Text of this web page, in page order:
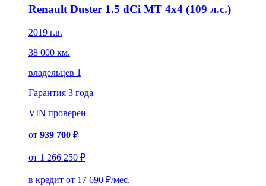
Renault Duster 1.5 dCi MT 4x4 (109 л.с.)
2019 г.в.
38 000 км.
владельцев 1
Гарантия 3 года
VIN проверен
от 939 700 ₽
от1 266 250 ₽
в кредит от 17 690 ₽/мес.